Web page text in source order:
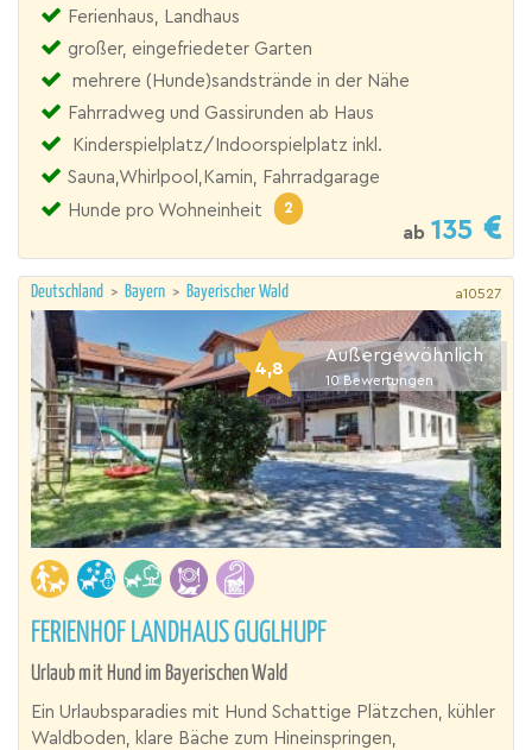
Ferienhaus, Landhaus
großer, eingefriedeter Garten
mehrere (Hunde)sandstrände in der Nähe
Fahrradweg und Gassirunden ab Haus
Kinderspielplatz/Indoorspielplatz inkl.
Sauna,Whirlpool,Kamin, Fahrradgarage
Hunde pro Wohneinheit
2
ab 135
Deutschland > Bayern > Bayerischer Wald a10527
4,8
Außergewöhnlich
10 Bewertungen
FERIENHOF LANDHAUS GUGLHUPF
Urlaub mit Hund im Bayerischen Wald
Ein Urlaubsparadies mit Hund Schattige Plätzchen, kühler
Waldboden, klare Bäche zum Hineinspringen,